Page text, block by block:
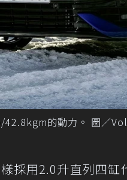
的動力。 圖／
採用2.0升直列四